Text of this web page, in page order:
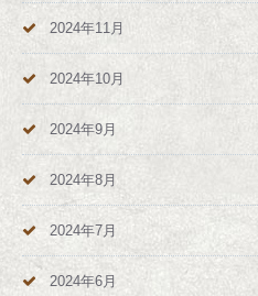
2024年11月
2024年10月
2024年9月
2024年8月
2024年7月
2024年6月